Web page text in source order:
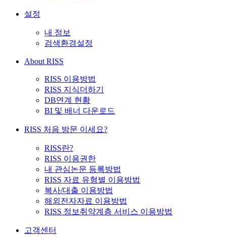
설정
내 정보
검색환경설정
About RISS
RISS 이용방법
RISS 지식더하기
DB연계 현황
BI 및 배너 다운로드
RISS 처음 방문 이세요?
RISS란?
RISS 이용권한
내 관심논문 등록방법
RISS 자료 유형별 이용방법
복사/대출 이용방법
해외전자자료 이용방법
RISS 정보취약계층 서비스 이용방법
고객센터